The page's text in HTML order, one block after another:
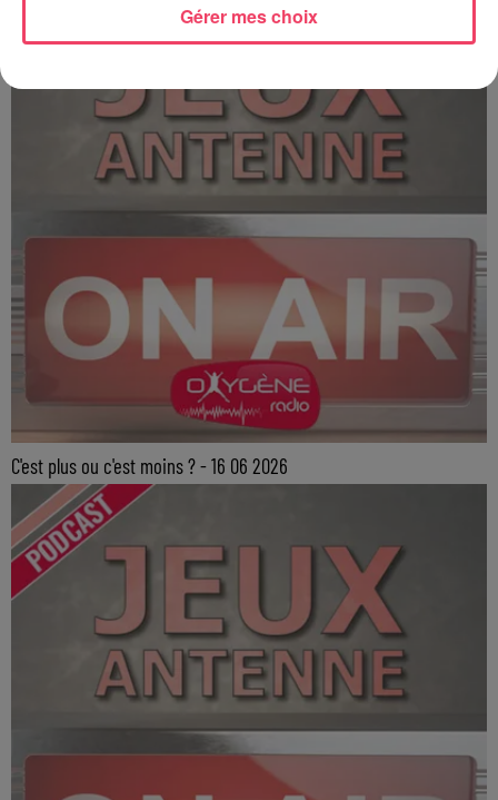
C'est plus ou c'est moins ? - 16 06 2026
Gérer mes choix